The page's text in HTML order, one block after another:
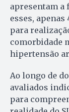
apresentam a
esses,
para
comorbidade
hipertensão
Ao longo de
avaliados
para